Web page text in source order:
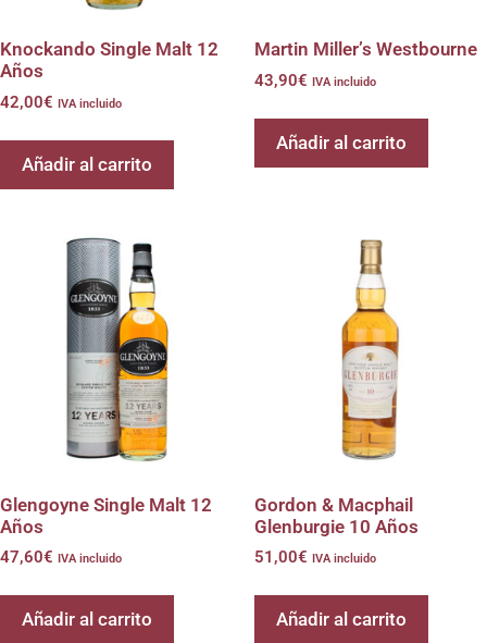
Knockando Single Malt 12
Años
42,00€ IVA incluido
Añadir al carrito
Martin Miller’s Westbourne
43,90€ IVA incluido
Añadir al carrito
Glengoyne Single Malt 12
Años
47,60€ IVA incluido
Añadir al carrito
Gordon & Macphail
Glenburgie 10 Años
51,00€ IVA incluido
Añadir al carrito